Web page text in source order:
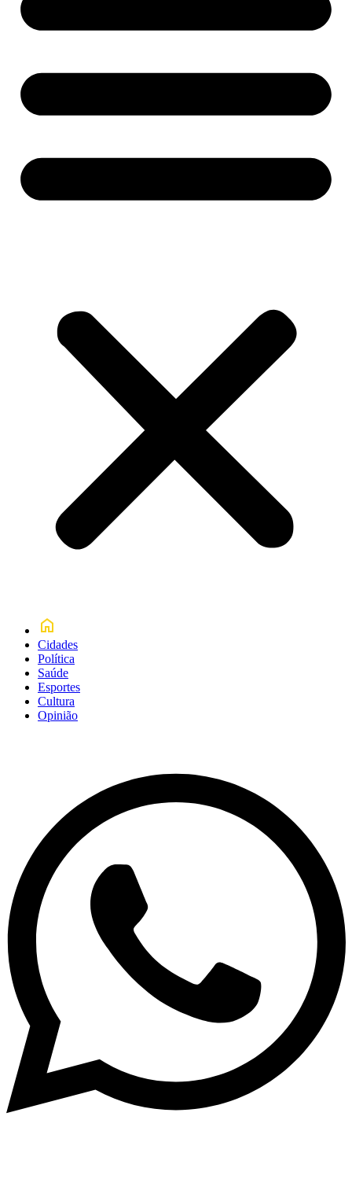
Cidades
Política
Saúde
Esportes
Cultura
Opinião